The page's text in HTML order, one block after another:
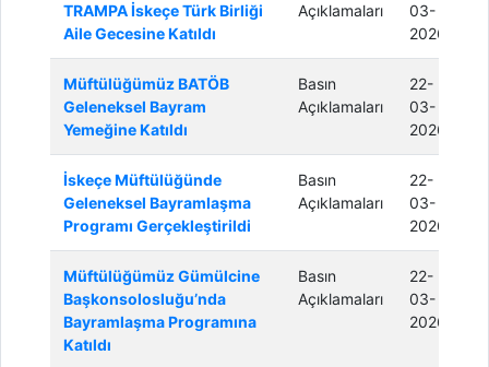
TRAMPA İskeçe Türk Birliği
Aile Gecesine Katıldı
Açıklamaları
03-
2026
Müftülüğümüz BATÖB
Geleneksel Bayram
Yemeğine Katıldı
Basın
Açıklamaları
22-
03-
2026
İskeçe Müftülüğünde
Geleneksel Bayramlaşma
Programı Gerçekleştirildi
Basın
Açıklamaları
22-
03-
2026
Müftülüğümüz Gümülcine
Başkonsolosluğu’nda
Bayramlaşma Programına
Katıldı
Basın
Açıklamaları
22-
03-
2026